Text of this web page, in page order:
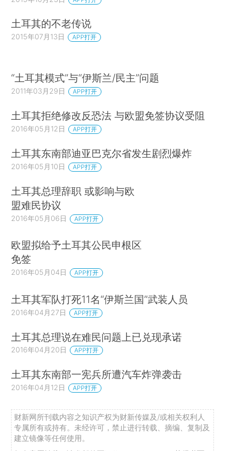
土耳其的不老传说
2015年07月13日 APP打开
“土耳其模式”与“伊斯兰/民主”问题
2011年03月29日 APP打开
土耳其拒绝修改反恐法 与欧盟免签协议受阻
2016年05月12日 APP打开
土耳其东南部迪亚巴克尔省发生剧烈爆炸
2016年05月10日 APP打开
土耳其总理辞职 或影响与欧
盟难民协议
2016年05月06日 APP打开
欧盟拟给予土耳其公民申根区
免签
2016年05月04日 APP打开
土耳其军队打死11名“伊斯兰国”武装人员
2016年04月27日 APP打开
土耳其总理说在难民问题上已兑现承诺
2016年04月20日 APP打开
土耳其东南部一宪兵所遭汽车炸弹袭击
2016年04月12日 APP打开
财新网所刊载内容之知识产权为财新传媒及/或相关权利人
专属所有或持有。未经许可，禁止进行转载、摘编、复制及
建立镜像等任何使用。